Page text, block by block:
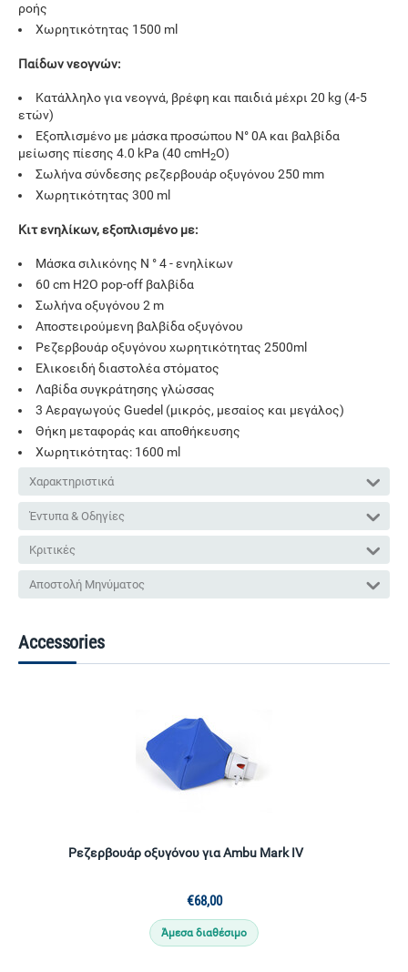
ροής
Χωρητικότητας 1500 ml
Παίδων νεογνών:
Κατάλληλο για νεογνά, βρέφη και παιδιά μέχρι 20 kg (4-5
ετών)
Εξοπλισμένο με μάσκα προσώπου N° 0Α και βαλβίδα
μείωσης πίεσης 4.0 kPa (40 cmH2O)
Σωλήνα σύνδεσης ρεζερβουάρ οξυγόνου 250 mm
Χωρητικότητας 300 ml
Κιτ ενηλίκων, εξοπλισμένο με:
Μάσκα σιλικόνης N ° 4 - ενηλίκων
60 cm H2O pop-off βαλβίδα
Σωλήνα οξυγόνου 2 m
Αποστειρούμενη βαλβίδα οξυγόνου
Ρεζερβουάρ οξυγόνου χωρητικότητας 2500ml
Ελικοειδή διαστολέα στόματος
Λαβίδα συγκράτησης γλώσσας
3 Αεραγωγούς Guedel (μικρός, μεσαίος και μεγάλος)
Θήκη μεταφοράς και αποθήκευσης
Χωρητικότητας: 1600 ml
Χαρακτηριστικά
Έντυπα & Οδηγίες
Κριτικές
Αποστολή Μηνύματος
Accessories
Ρεζερβουάρ οξυγόνου για Ambu Mark IV
€68,00
Άμεσα διαθέσιμο